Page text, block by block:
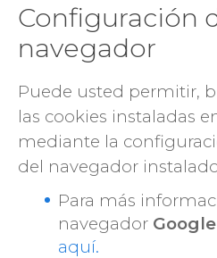
Configuración
navegador
Puede usted permitir,
las cookies instaladas
mediante la
del navegador
Para más
navegador
aquí.